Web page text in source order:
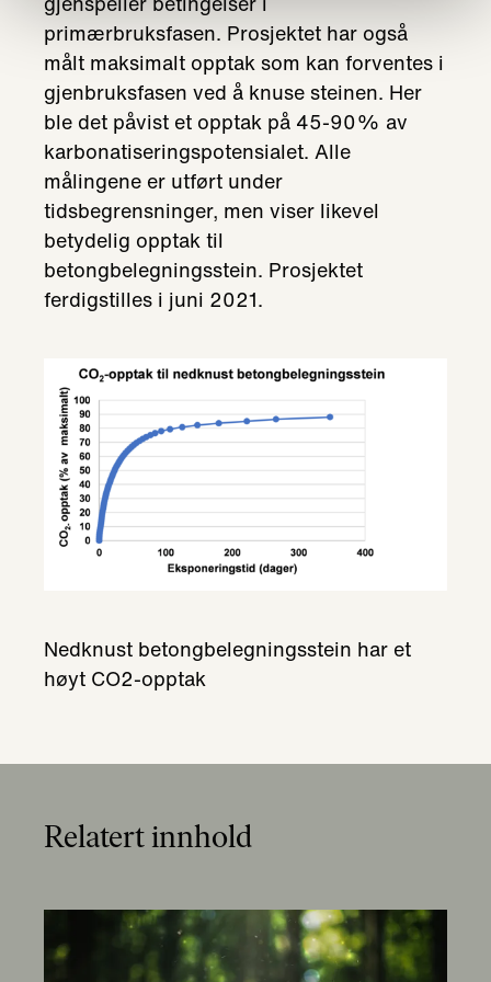
primærbruksfasen. Prosjektet har også
målt maksimalt opptak som kan forventes i
gjenbruksfasen ved å knuse steinen. Her
ble det påvist et opptak på 45-90% av
karbonatiseringspotensialet. Alle
målingene er utført under
tidsbegrensninger, men viser likevel
betydelig opptak til
betongbelegningsstein. Prosjektet
ferdigstilles i juni 2021.
Nedknust betongbelegningsstein har et
høyt CO2-opptak
Relatert innhold